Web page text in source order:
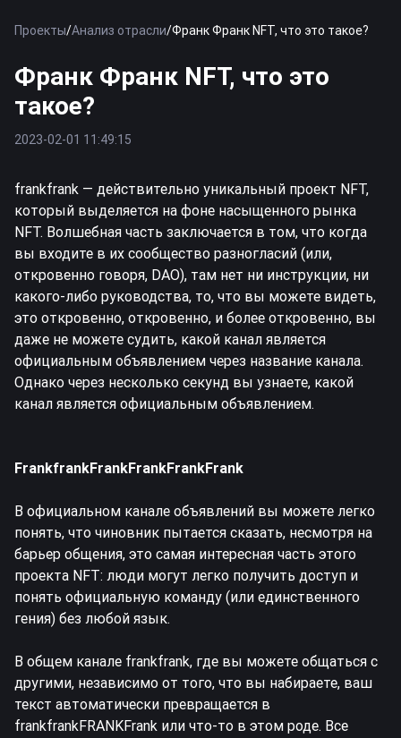
Проекты/Анализ отрасли/Франк Франк NFT, что это такое?
Франк Франк NFT, что это
такое?
2023-02-01 11:49:15
frankfrank — действительно уникальный проект NFT,
который выделяется на фоне насыщенного рынка
NFT. Волшебная часть заключается в том, что когда
вы входите в их сообщество разногласий (или,
откровенно говоря, DAO), там нет ни инструкции, ни
какого-либо руководства, то, что вы можете видеть,
это откровенно, откровенно, и более откровенно, вы
даже не можете судить, какой канал является
официальным объявлением через название канала.
Однако через несколько секунд вы узнаете, какой
канал является официальным объявлением.
FrankfrankFrankFrankFrankFrank
В официальном канале объявлений вы можете легко
понять, что чиновник пытается сказать, несмотря на
барьер общения, это самая интересная часть этого
проекта NFT: люди могут легко получить доступ и
понять официальную команду (или единственного
гения) без любой язык.
В общем канале frankfrank, где вы можете общаться с
другими, независимо от того, что вы набираете, ваш
текст автоматически превращается в
frankfrankFRANKFrank или что-то в этом роде. Все